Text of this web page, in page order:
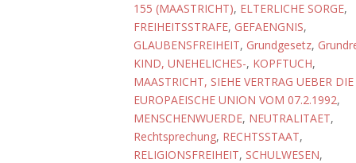
155 (MAASTRICHT), ELTERLICHE SORGE,
FREIHEITSSTRAFE, GEFAENGNIS,
GLAUBENSFREIHEIT, Grundgesetz,
KIND, UNEHELICHES-, KOPFTUCH,
MAASTRICHT, SIEHE VERTRAG UEBER DIE
EUROPAEISCHE UNION VOM 07.2.1992,
MENSCHENWUERDE, NEUTRALITAET,
Rechtsprechung, RECHTSSTAAT,
RELIGIONSFREIHEIT, SCHULWESEN,